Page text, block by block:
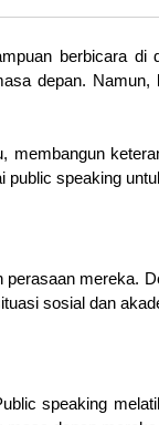
berbicara di
depan. Namun,
membangun
public speaking
mereka.
sosial dan
speaking